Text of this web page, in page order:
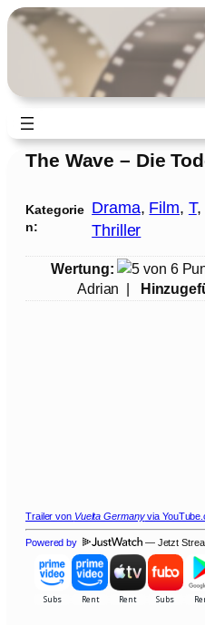
Zum
Inhalt
springen
The Wave – Die
Kategorie
n:
Drama, Film, T
Thriller
Wertung:
Adrian |
Trailer von Vuelta Germanyvia
Powered by — Jetzt